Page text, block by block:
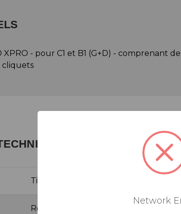
XPRO - pour C1 et B1 (G+D) - comprenant
cliquets
Time
Route
Network